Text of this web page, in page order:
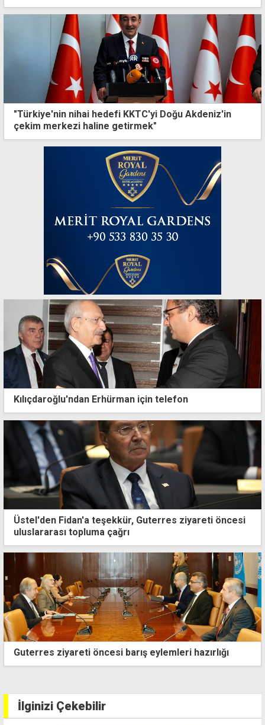
"Türkiye'nin nihai hedefi KKTC'yi Doğu Akdeniz'in
çekim merkezi haline getirmek"
Kılıçdaroğlu'ndan Erhürman için telefon
Üstel'den Fidan'a teşekkür, Guterres ziyareti öncesi
uluslararası topluma çağrı
ABD ve İran karşılıklı saldırılarını sürdürüyor
İlginizi Çekebilir